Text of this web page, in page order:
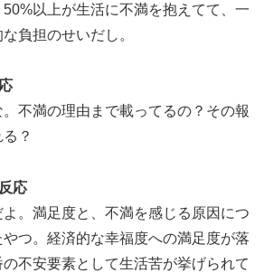
以上が生活に不満を抱えてて、一
負担のせいだし。
不満の理由まで載ってるの？その報
？
応
よ。満足度と、不満を感じる原因につ
つ。経済的な幸福度への満足度が落
不安要素として生活苦が挙げられて